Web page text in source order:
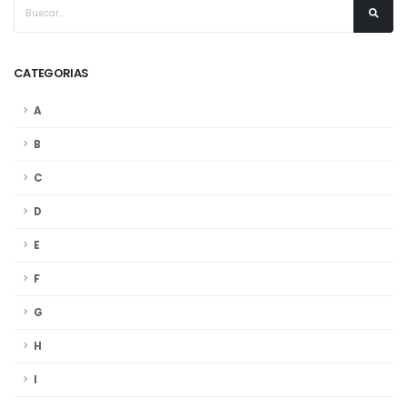
CATEGORIAS
A
B
C
D
E
F
G
H
I